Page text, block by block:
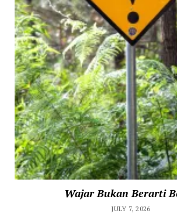
Wajar Bukan Berarti
JULY 7, 2026